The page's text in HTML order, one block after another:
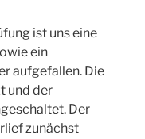
ist uns eine
ein
aufgefallen. Die
und der
Der
zunächst